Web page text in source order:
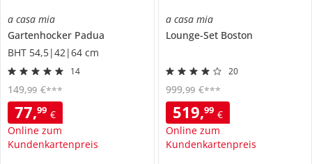
a casa mia
Gartenhocker Padua
BHT 54,5|42|64 cm
14
77,99 €
Online zum
Kundenkartenpreis
149,99 €***
a casa mia
Lounge-Set Boston
20
519,99 €
Online zum
Kundenkartenpreis
999,99 €***